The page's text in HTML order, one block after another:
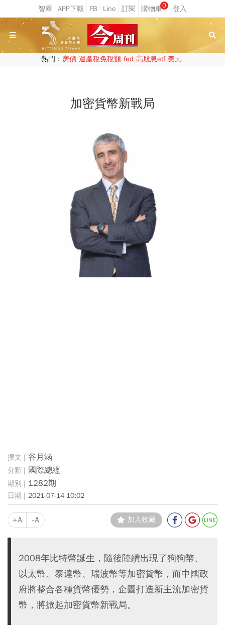
0
熱門： 房價 遺產稅免稅額 fed 高股息etf 美元
加密貨幣新戰局
谷月涵
國際總經
1282期
2021-07-14 10:02
+A -A 加入收藏
2008年比特幣誕生，隨後陸續出現了狗狗幣、
以太幣、泰達幣、瑞波幣等加密貨幣，而中國政
府將整合各種貨幣優勢，企圖打造新主流加密貨
幣，將掀起加密貨幣新戰局。